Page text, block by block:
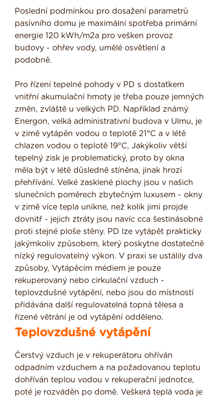
Poslední podmínkou pro dosažení parame­trů
pasívního domu je maximální spotřeba primární
energie 120 kWh/m2a pro vešken provoz
budovy - ohřev vody, umělé osvět­lení a
podobně.
Pro řízení tepelné pohody v PD s dostat­kem
vnitřní akumulační hmoty je třeba pouze jemných
změn, zvláště u velkých PD. Například známý
Energon, velká administrativní budova v Ulmu, je
v zimě vytápěn vodou o teplotě 21°C a v létě
chlazen vodou o teplotě 19°C, Jakýkoliv větší
tepelný zisk je problematický, proto by okna
měla být v létě důsledně stíněna, jinak hrozí
přehřívání. Velké zasklené plo­chy jsou v našich
slunečních poměrech zbytečným luxusem - okny
v zimě více tepla unikne, než kolik jimi projde
dovnitř - jejich ztráty jsou navíc cca šestinásobné
proti stejné ploše stěny. PD lze vytápět prakticky
jakýmkoliv způsobem, který poskytne dostatečně
nízký regulovatelný výkon. V praxi se ustálily dva
způsoby, Vytápěcím médiem je pouze
rekuperovaný nebo cirkulační vzduch -
teplovzdušné vytápění, nebo jsou do místností
přidávána další regulovatelná topná tělesa a
řízené větrání je od vytápění odděleno.
Teplovzdušné vytápění
Čerstvý vzduch je v rekuperátoru ohříván
odpadním vzduchem a na požadovanou teplotu
dohříván teplou vodou v reku­perační jednotce,
poté je rozváděn po domě. Veškerá teplá voda je